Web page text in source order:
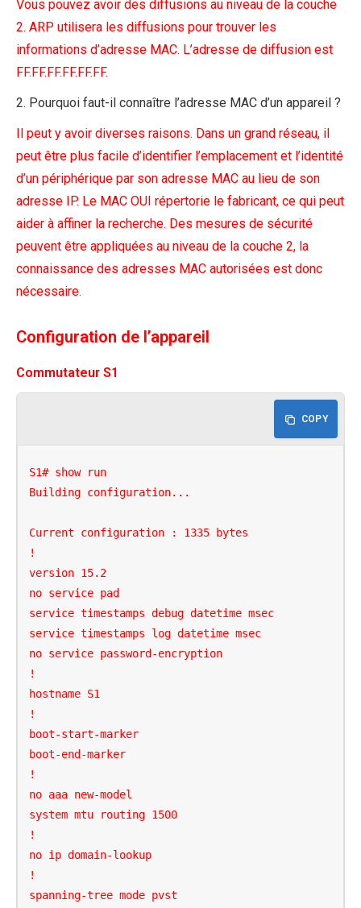
Vous pouvez avoir des diffusions au niveau de la couche
2. ARP utilisera les diffusions pour trouver les
informations d’adresse MAC. L’adresse de diffusion est
FF.FF.FF.FF.FF.FF.
2. Pourquoi faut-il connaître l’adresse MAC d’un appareil ?
Il peut y avoir diverses raisons. Dans un grand réseau, il
peut être plus facile d’identifier l’emplacement et l’identité
d’un périphérique par son adresse MAC au lieu de son
adresse IP. Le MAC OUI répertorie le fabricant, ce qui peut
aider à affiner la recherche. Des mesures de sécurité
peuvent être appliquées au niveau de la couche 2, la
connaissance des adresses MAC autorisées est donc
nécessaire.
Configuration de l’appareil
Commutateur S1
COPY
S1# show run
Building configuration...
Current configuration : 1335 bytes
!
version 15.2
no service pad
service timestamps debug datetime msec
service timestamps log datetime msec
no service password-encryption
!
hostname S1
!
boot-start-marker
boot-end-marker
!
no aaa new-model
system mtu routing 1500
!
no ip domain-lookup
!
spanning-tree mode pvst